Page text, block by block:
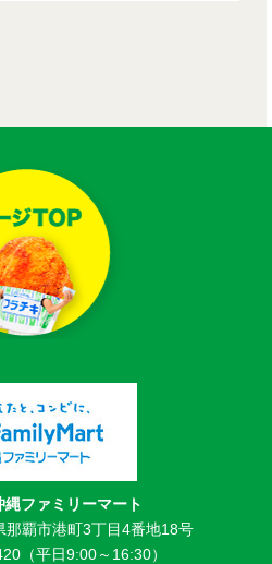
ファミリーマート
覇市港町3丁目4番地18号
（平日9:00～16:30）